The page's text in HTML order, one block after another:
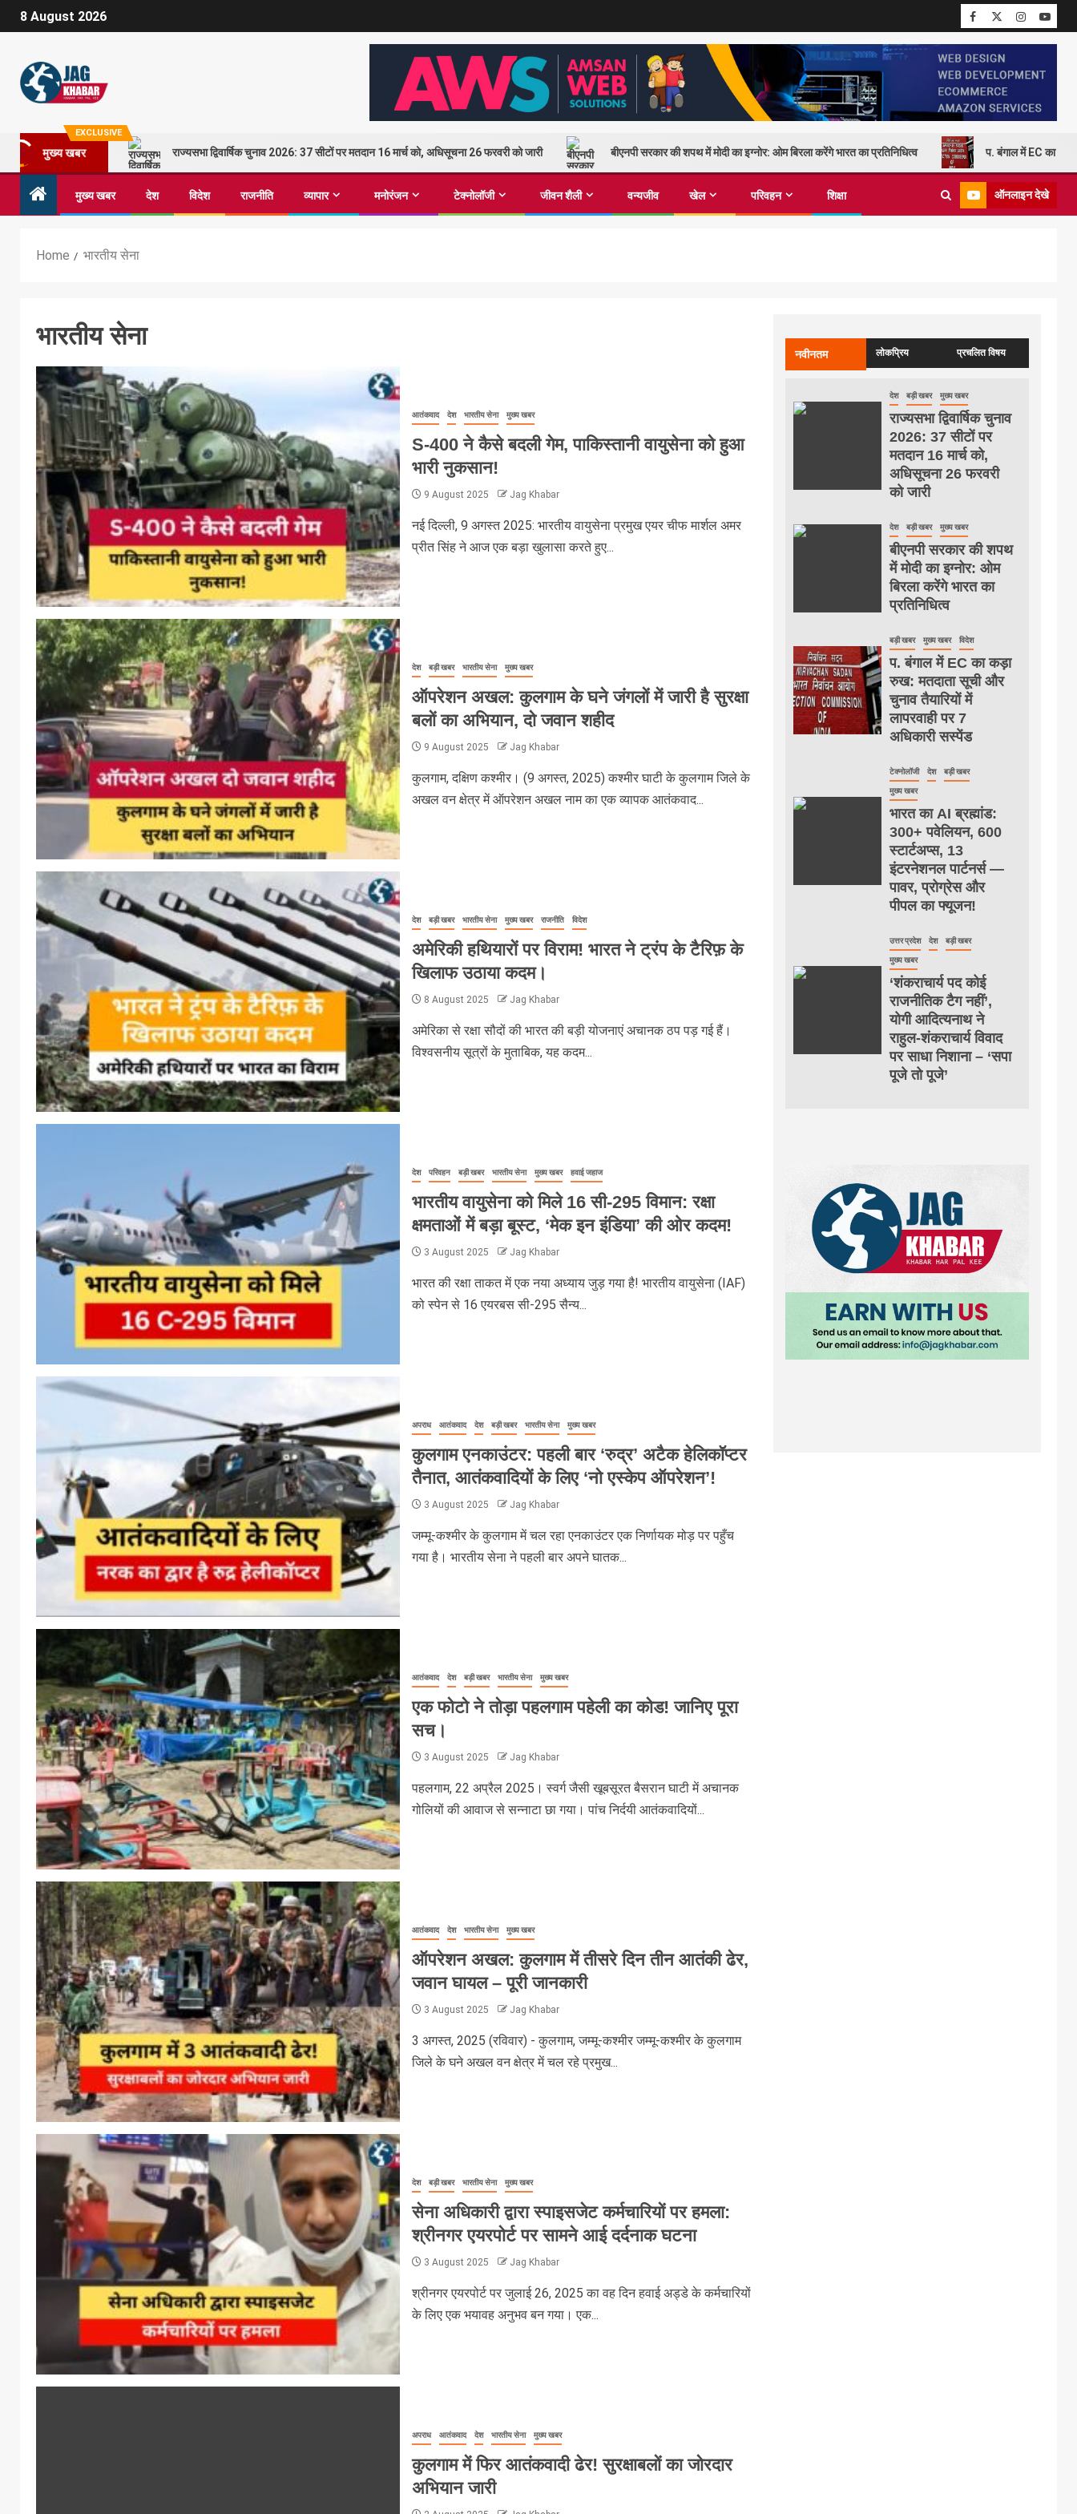
8 August 2026
EXCLUSIVE
मुख्य खबर राज्यसभा द्विवार्षिक चुनाव 2026: 37 सीटों पर मतदान 16 मार्च को, अधिसूचना 26 फरवरी को जारी बीएनपी सरकार की शपथ में मोदी का इग्नोर: ओम बिरला करेंगे भारत का प्रतिनिधित्व प. बंगाल में EC का कड़ा
मुख्य खबर देश विदेश राजनीति व्यापार मनोरंजन टेक्नोलॉजी जीवन शैली वन्यजीव खेल परिवहन शिक्षा ऑनलाइन देखे
Home भारतीय सेना
भारतीय सेना
आतंकवाद देश भारतीय सेना मुख्य खबर
S-400 ने कैसे बदली गेम, पाकिस्तानी वायुसेना को हुआ
भारी नुकसान!
9 August 2025 Jag Khabar
नई दिल्ली, 9 अगस्त 2025: भारतीय वायुसेना प्रमुख एयर चीफ मार्शल अमर
प्रीत सिंह ने आज एक बड़ा खुलासा करते हुए...
देश बड़ी खबर भारतीय सेना मुख्य खबर
ऑपरेशन अखल: कुलगाम के घने जंगलों में जारी है सुरक्षा
बलों का अभियान, दो जवान शहीद
9 August 2025 Jag Khabar
कुलगाम, दक्षिण कश्मीर। (9 अगस्त, 2025) कश्मीर घाटी के कुलगाम जिले के
अखल वन क्षेत्र में ऑपरेशन अखल नाम का एक व्यापक आतंकवाद...
देश बड़ी खबर भारतीय सेना मुख्य खबर राजनीति विदेश
अमेरिकी हथियारों पर विराम! भारत ने ट्रंप के टैरिफ़ के
खिलाफ उठाया कदम।
8 August 2025 Jag Khabar
अमेरिका से रक्षा सौदों की भारत की बड़ी योजनाएं अचानक ठप पड़ गई हैं।
विश्वसनीय सूत्रों के मुताबिक, यह कदम...
देश परिवहन बड़ी खबर भारतीय सेना मुख्य खबर हवाई जहाज
भारतीय वायुसेना को मिले 16 सी-295 विमान: रक्षा
क्षमताओं में बड़ा बूस्ट, ‘मेक इन इंडिया’ की ओर कदम!
3 August 2025 Jag Khabar
भारत की रक्षा ताकत में एक नया अध्याय जुड़ गया है! भारतीय वायुसेना (IAF)
को स्पेन से 16 एयरबस सी-295 सैन्य...
अपराध आतंकवाद देश बड़ी खबर भारतीय सेना मुख्य खबर
कुलगाम एनकाउंटर: पहली बार ‘रुद्र’ अटैक हेलिकॉप्टर
तैनात, आतंकवादियों के लिए ‘नो एस्केप ऑपरेशन’!
3 August 2025 Jag Khabar
जम्मू-कश्मीर के कुलगाम में चल रहा एनकाउंटर एक निर्णायक मोड़ पर पहुँच
गया है। भारतीय सेना ने पहली बार अपने घातक...
आतंकवाद देश बड़ी खबर भारतीय सेना मुख्य खबर
एक फोटो ने तोड़ा पहलगाम पहेली का कोड! जानिए पूरा
सच।
3 August 2025 Jag Khabar
पहलगाम, 22 अप्रैल 2025। स्वर्ग जैसी खूबसूरत बैसरान घाटी में अचानक
गोलियों की आवाज से सन्नाटा छा गया। पांच निर्दयी आतंकवादियों...
आतंकवाद देश भारतीय सेना मुख्य खबर
ऑपरेशन अखल: कुलगाम में तीसरे दिन तीन आतंकी ढेर,
जवान घायल – पूरी जानकारी
3 August 2025 Jag Khabar
3 अगस्त, 2025 (रविवार) - कुलगाम, जम्मू-कश्मीर जम्मू-कश्मीर के कुलगाम
जिले के घने अखल वन क्षेत्र में चल रहे प्रमुख...
देश बड़ी खबर भारतीय सेना मुख्य खबर
सेना अधिकारी द्वारा स्पाइसजेट कर्मचारियों पर हमला:
श्रीनगर एयरपोर्ट पर सामने आई दर्दनाक घटना
3 August 2025 Jag Khabar
श्रीनगर एयरपोर्ट पर जुलाई 26, 2025 का वह दिन हवाई अड्डे के कर्मचारियों
के लिए एक भयावह अनुभव बन गया। एक...
अपराध आतंकवाद देश भारतीय सेना मुख्य खबर
कुलगाम में फिर आतंकवादी ढेर! सुरक्षाबलों का जोरदार
अभियान जारी
नवीनतम लोकप्रिय प्रचलित विषय
देश बड़ी खबर मुख्य खबर
राज्यसभा द्विवार्षिक चुनाव
2026: 37 सीटों पर
मतदान 16 मार्च को,
अधिसूचना 26 फरवरी
को जारी
देश बड़ी खबर मुख्य खबर
बीएनपी सरकार की शपथ
में मोदी का इग्नोर: ओम
बिरला करेंगे भारत का
प्रतिनिधित्व
बड़ी खबर मुख्य खबर विदेश
प. बंगाल में EC का कड़ा
रुख: मतदाता सूची और
चुनाव तैयारियों में
लापरवाही पर 7
अधिकारी सस्पेंड
टेक्नोलॉजी देश बड़ी खबर
मुख्य खबर
भारत का AI ब्रह्मांड:
300+ पवेलियन, 600
स्टार्टअप्स, 13
इंटरनेशनल पार्टनर्स —
पावर, प्रोग्रेस और
पीपल का फ्यूजन!
उत्तर प्रदेश देश बड़ी खबर
मुख्य खबर
‘शंकराचार्य पद कोई
राजनीतिक टैग नहीं’,
योगी आदित्यनाथ ने
राहुल-शंकराचार्य विवाद
पर साधा निशाना – ‘सपा
पूजे तो पूजे’